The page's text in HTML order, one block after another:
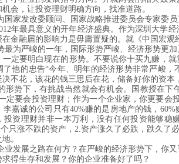
会，让投资理财明确方向，找准道路。
国家发改委顾问、国家战略推进委员会专家委
年最具意义的开年经济盛典。作为深圳大学
金融届的影响力是毋庸置疑的。就《中国宏
最为严峻的一年，国际形势严峻、经济形势更
定要明白现在的形势。不要说你十买九赚，
了他的忠告“今年、明年的经济形势非常严峻
不花，该花的钱三思后在花，储备好你的资
形势下，有挑战当然就会有机会。国教授在
定要会投资理财；作为一个企业家，你更要
李嘉诚的公司只有40%赚的是房地产的钱， 60%
投资理财并非一本万利，没有任何投资能够
只涨不跌的资产， 2.资产涨久了必跌，跌久了
。
业发展之路在何方？在严峻的经济形势下，你
得生存和发展？你的企业准备好了吗？